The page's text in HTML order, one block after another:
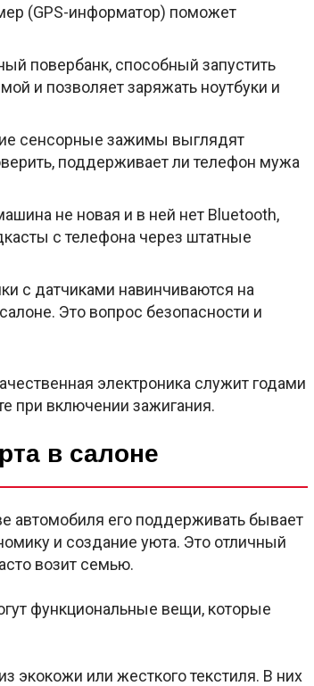
(GPS-информатор) поможет
повербанк, способный запустить
и позволяет заряжать ноутбуки и
сенсорные зажимы выглядят
поддерживает ли телефон мужа
не новая и в ней нет Bluetooth,
с телефона через штатные
с датчиками навинчиваются на
Это вопрос безопасности и
электроника служит годами
при включении зажигания.
в салоне
автомобиля его поддерживать бывает
и создание уюта. Это отличный
возит семью.
функциональные вещи, которые
экокожи или жесткого текстиля. В них